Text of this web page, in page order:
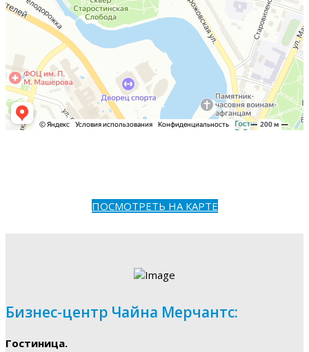
ПОСМОТРЕТЬ НА КАРТЕ
Бизнес-центр Чайна Мерчантс:
Гостиница.